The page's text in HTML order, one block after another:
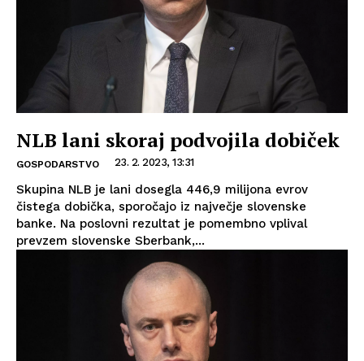
NLB lani skoraj podvojila dobiček
GOSPODARSTVO 23. 2. 2023, 13:31
Skupina NLB je lani dosegla 446,9 milijona evrov
čistega dobička, sporočajo iz največje slovenske
banke. Na poslovni rezultat je pomembno vplival
prevzem slovenske Sberbank,...